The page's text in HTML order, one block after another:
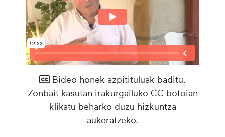
Bideo honek azpitituluak baditu.
Zonbait kasutan irakurgailuko CC botoian
klikatu beharko duzu hizkuntza
aukeratzeko.